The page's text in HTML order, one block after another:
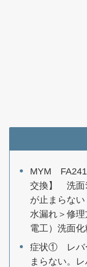
MYM FA241-
交換】 洗面ｼ
が止まらない
水漏れ＞修
電工）洗面化
症状① レバ
まらない。